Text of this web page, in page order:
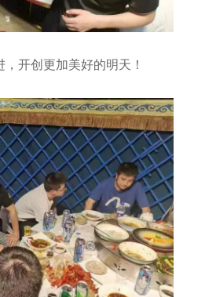
开创更加美好的明天！